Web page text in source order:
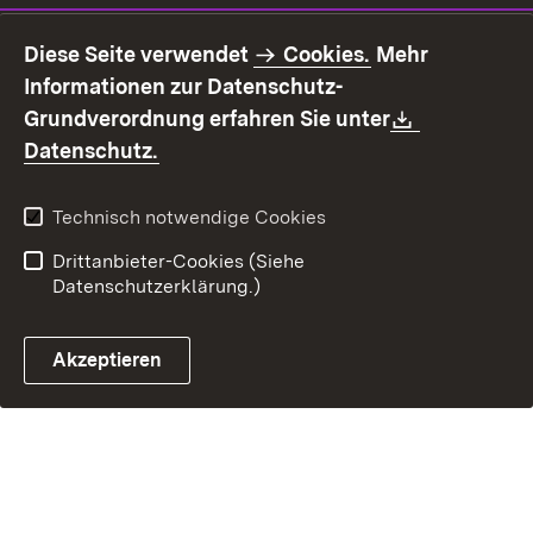
Benutzungshinweise
Erklärung zur
Barrierefreiheit
Kontakt
Fehlerhaften Link melden
Diese Seite verwendet Cookies. Mehr
Informationen zur Datenschutz-
Grundverordnung erfahren Sie unter
Datenschutz.
Technisch notwendige Cookies
Drittanbieter-Cookies (Siehe
Datenschutzerklärung.)
Akzeptieren